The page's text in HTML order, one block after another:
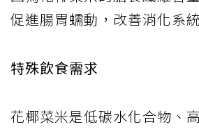
促進腸胃蠕動，改善消化系
特殊飲食需求
花椰菜米是低碳水化合物、